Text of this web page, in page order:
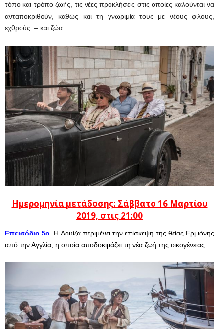
τόπο και τρόπο ζωής, τις νέες προκλήσεις στις οποίες καλούνται να
ανταποκριθούν, καθώς και τη γνωριμία τους με νέους φίλους,
εχθρούς – και ζώα.
Ημερομηνία μετάδοσης: Σάββατο 16 Μαρτίου
2019, στις 21:00
Επεισόδιο 5ο. Η Λουίζα περιμένει την επίσκεψη της θείας Ερμιόνης
από την Αγγλία, η οποία αποδοκιμάζει τη νέα ζωή της οικογένειας.